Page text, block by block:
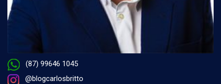
(87) 99646 1045
@blogcarlosbritto